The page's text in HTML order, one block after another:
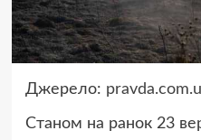
Джерело:
Станом на ранок 23